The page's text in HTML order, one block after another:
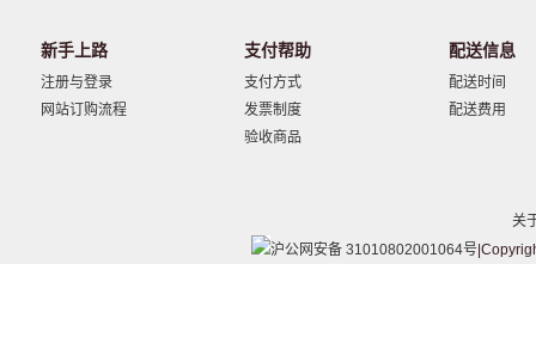
新手上路
注册与登录
网站订购流程
支付帮助
支付方式
发票制度
验收商品
配送信息
配送时间
配送费用
关
沪公网安备 31010802001064号